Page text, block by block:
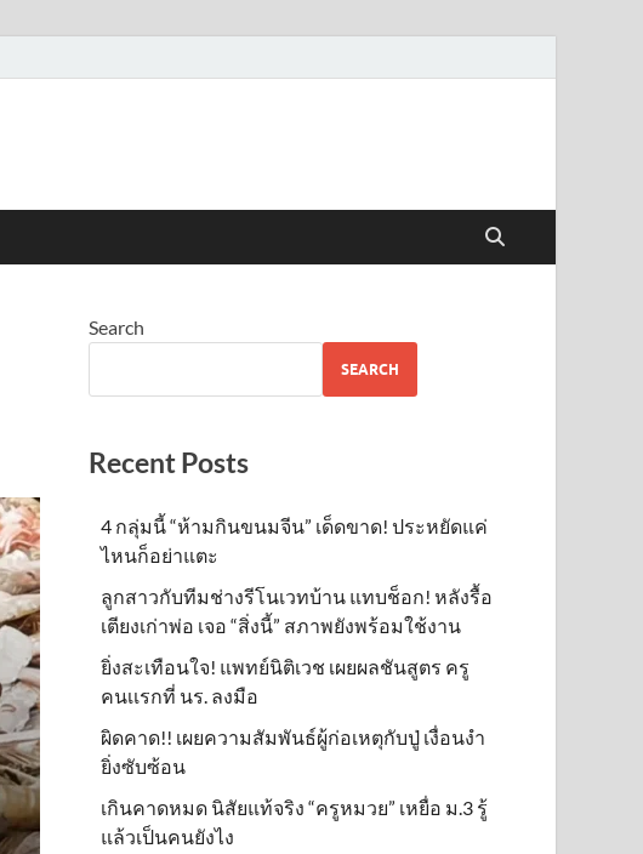
Search
SEARCH
Recent Posts
4 กลุ่มนี้ “ห้ามกินขนมจีน” เด็ดขาด! ประหยัดแค่
ไหนก็อย่าแตะ
ลูกสาวกับทีมช่างรีโนเวทบ้าน แทบช็อก! หลังรื้อ
เตียงเก่าพ่อ เจอ “สิ่งนี้” สภาพยังพร้อมใช้งาน
ยิ่งสะเทือนใจ! แพทย์นิติเวช เผยผลชันสูตร ครู
คนเเรกที่ นร. ลงมือ
ผิดคาด!! เผยความสัมพันธ์ผู้ก่อเหตุกับปู่ เงื่อนงำ
ยิ่งซับซ้อน
เกินคาดหมด นิสัยแท้จริง “ครูหมวย” เหยื่อ ม.3 รู้
แล้วเป็นคนยังไง